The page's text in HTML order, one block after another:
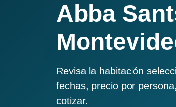
Abba
Revisa la habitación
fechas, precio por
cotizar.